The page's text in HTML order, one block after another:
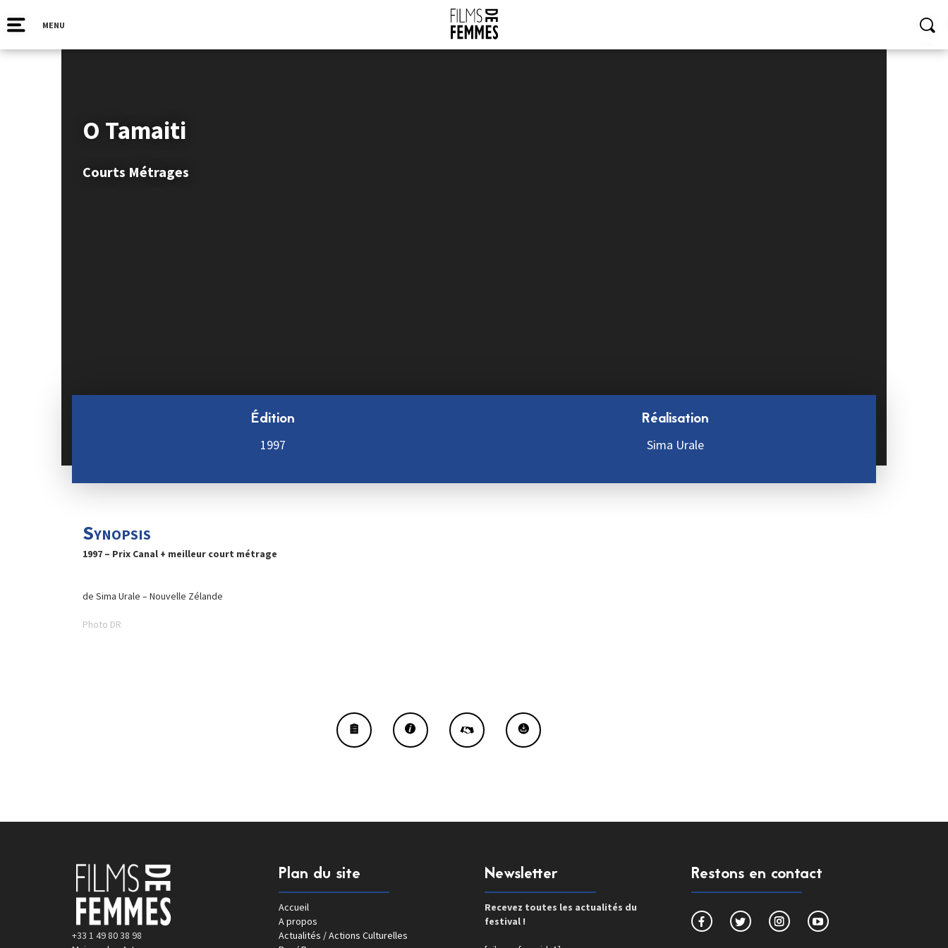
MENU
O Tamaiti
Courts Métrages
Édition
1997
Réalisation
Sima Urale
Synopsis
1997 – Prix Canal + meilleur court métrage
de Sima Urale – Nouvelle Zélande
Photo DR
+33 1 49 80 38 98
Plan du site
Accueil
A propos
Actualités / Actions Culturelles
Newsletter
Recevez toutes les actualités du
festival !
Restons en contact